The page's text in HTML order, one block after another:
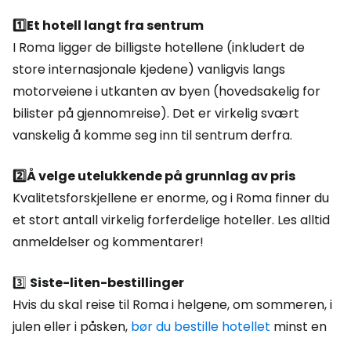
1️⃣Et hotell langt fra sentrum
I Roma ligger de billigste hotellene (inkludert de
store internasjonale kjedene) vanligvis langs
motorveiene i utkanten av byen (hovedsakelig for
bilister på gjennomreise). Det er virkelig svært
vanskelig å komme seg inn til sentrum derfra.
2️⃣Å velge utelukkende på grunnlag av pris
Kvalitetsforskjellene er enorme, og i Roma finner du
et stort antall virkelig forferdelige hoteller. Les alltid
anmeldelser og kommentarer!
3️⃣ Siste-liten-bestillinger
Hvis du skal reise til Roma i helgene, om sommeren, i
julen eller i påsken, bør du bestille hotellet minst en